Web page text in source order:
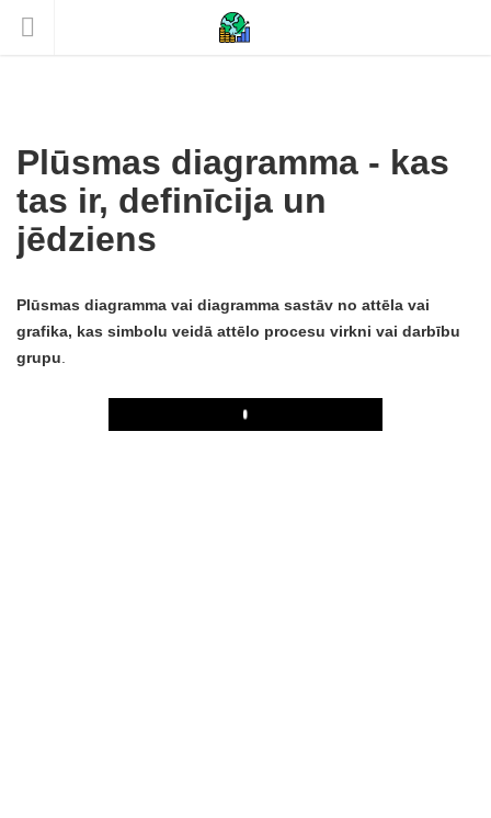
Plūsmas diagramma - kas
tas ir, definīcija un
jēdziens
Plūsmas diagramma vai diagramma sastāv no attēla vai
grafika, kas simbolu veidā attēlo procesu virkni vai darbību
grupu
Play